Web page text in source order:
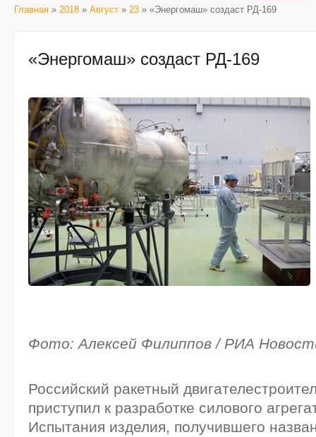
Главная » 2018 » Август » 23 » «Энергомаш» создаст РД-169
«Энергомаш» создаст РД-169
Фото: Алексей Филиппов / РИА
Российский ракетный
приступил к разработке силового
Испытания изделия, получившего